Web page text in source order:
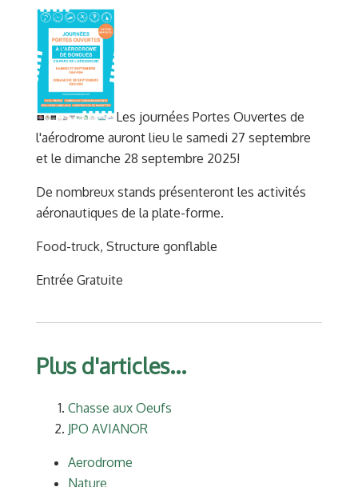
Les journées Portes Ouvertes de
l'aérodrome auront lieu le samedi 27 septembre
et le dimanche 28 septembre 2025!
De nombreux stands présenteront les activités
aéronautiques de la plate-forme.
Food-truck, Structure gonflable
Entrée Gratuite
Plus d'articles...
Chasse aux Oeufs
JPO AVIANOR
Aerodrome
Nature